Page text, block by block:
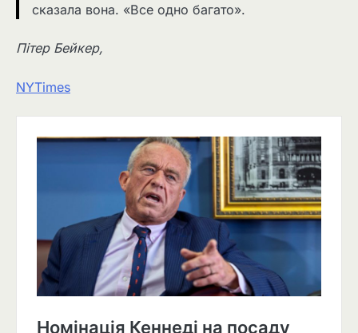
сказала вона. «Все одно багато».
Пітер Бейкер,
NYTimes